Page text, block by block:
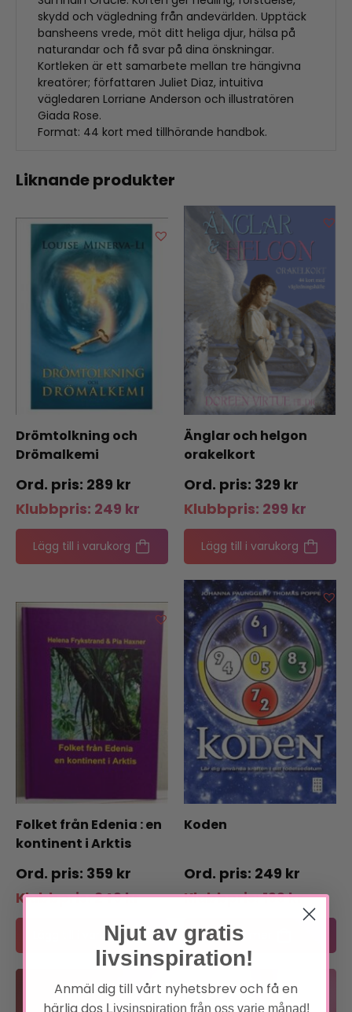
skydd och vägledning från andevärlden. Upptäck
bansheens vrede, möt ditt heliga djur, hälsa på
naturandar och få svar på dina önskningar.
Kortleken är ett samarbete mellan tre hängivna
kreatörer; författaren Juliet Diaz, intuitiva
vägledaren Lorriane Anderson och illustratören
Giada Rose.
Format: 44 kort med tillhörande handbok.
Liknande produkter
Drömtolkning och
Drömalkemi
289 kr
Klubbpris: 249 kr
Lägg till i varukorg
Änglar och helgon
orakelkort
329 kr
Klubbpris: 299 kr
Lägg till i varukorg
Folket från Edenia : en
kontinent i Arktis
359 kr
Klubbpris:249kr
Lägg till i varukorg
Koden
249 kr
Klubbpris:199kr
Läs mer
Bli medlem
Njut av gratis
livsinspiration!
Anmäl dig till vårt nyhetsbrev och få en
Livsinspiration från oss varje månad!